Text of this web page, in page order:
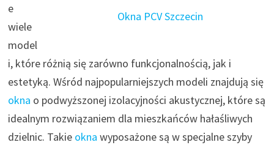
Okna PCVSzczecin
e
wiele
model
i, które różnią się zarówno funkcjonalnością, jak i
estetyką. Wśród najpopularniejszych modeli znajdują się
okna o podwyższonej izolacyjności akustycznej, które są
idealnym rozwiązaniem dla mieszkańców hałaśliwych
dzielnic. Takie okna wyposażone są w specjalne szyby